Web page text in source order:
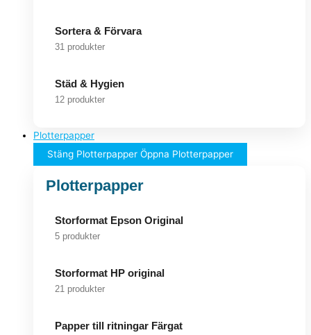
Sortera & Förvara
31 produkter
Städ & Hygien
12 produkter
Plotterpapper
Stäng Plotterpapper Öppna Plotterpapper
Plotterpapper
Storformat Epson Original
5 produkter
Storformat HP original
21 produkter
Papper till ritningar Färgat